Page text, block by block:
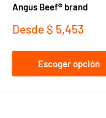
Angus Beef® brand
Precio
venta
Desde $ 5,453
Escoger opción